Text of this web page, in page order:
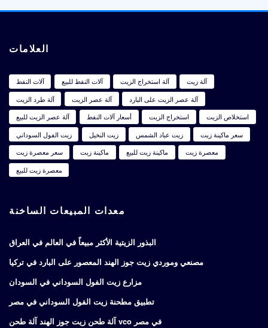
العلامات
آلات النفط آلات النفط للبيع آلة استخراج الزيت
آلة زيت
آلة طرد الزيت
آلة عصر الزيت
آلة عصر الزيت على البارد
آلة عصر الزيت للبيع
أسعار آلات النفط استخراج الزيت
استخلاص الزيت
زيت الفول السوداني
زيت النخيل زيت عباد الشمس
سعر ماكينة زيت
سعر معصرة زيت
ماكينة زيت ماكينة زيت للبيع
معصرة زيت
معصرة زيت للبيع
معدات المبيعات الساخنة
البذور الزيتية الأكثر مبيعاً في العالم في العراق
مصنعي وموردي زيت جوز الهند المعصور على البارد في تركيا
مزارع زيت الفول السوداني في السودان
تطبيق مطحنة زيت الفول السوداني في مصر
آلة طحن زيت جوز الهند آلة طحن vco في مصر